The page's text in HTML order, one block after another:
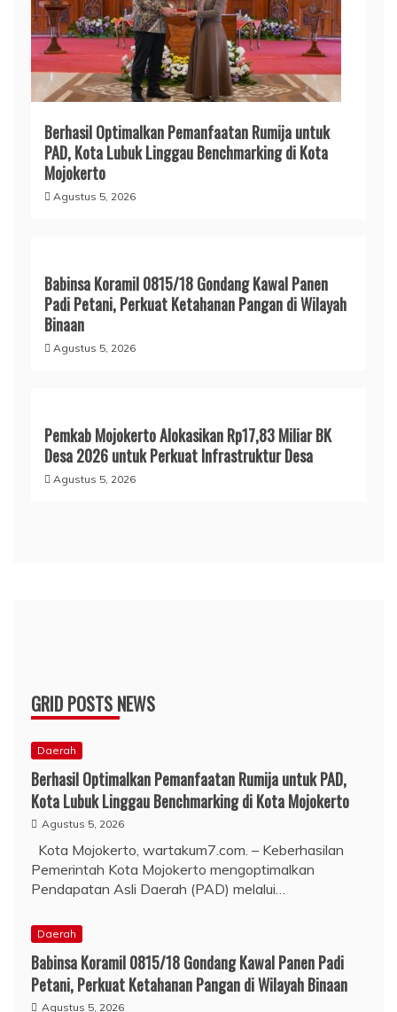
Berhasil Optimalkan Pemanfaatan Rumija untuk
PAD, Kota Lubuk Linggau Benchmarking di Kota
Mojokerto
Agustus 5, 2026
Babinsa Koramil 0815/18 Gondang Kawal Panen
Padi Petani, Perkuat Ketahanan Pangan di Wilayah
Binaan
Agustus 5, 2026
Pemkab Mojokerto Alokasikan Rp17,83 Miliar BK
Desa 2026 untuk Perkuat Infrastruktur Desa
Agustus 5, 2026
GRID POSTS NEWS
Daerah
Berhasil Optimalkan Pemanfaatan Rumija untuk PAD,
Kota Lubuk Linggau Benchmarking di Kota Mojokerto
Agustus 5, 2026
Kota Mojokerto, wartakum7.com. – Keberhasilan
Pemerintah Kota Mojokerto mengoptimalkan
Pendapatan Asli Daerah (PAD) melalui…
Daerah
Babinsa Koramil 0815/18 Gondang Kawal Panen Padi
Petani, Perkuat Ketahanan Pangan di Wilayah Binaan
Agustus 5, 2026